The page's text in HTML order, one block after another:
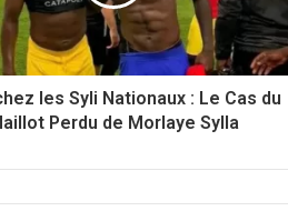
les Syli Nationaux : Le Cas du
Perdu de Morlaye Sylla